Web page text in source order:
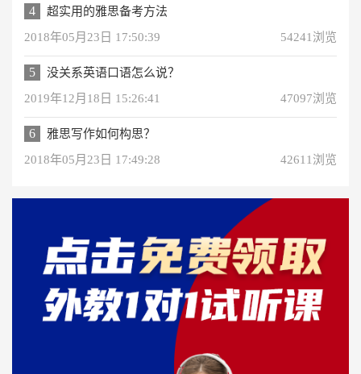
4
超实用的雅思备考方法
2018年05月23日 17:50:39
54241浏览
5
没关系英语口语怎么说？
2019年12月18日 15:26:41
47097浏览
6
雅思写作如何构思？
2018年05月23日 17:49:28
42611浏览